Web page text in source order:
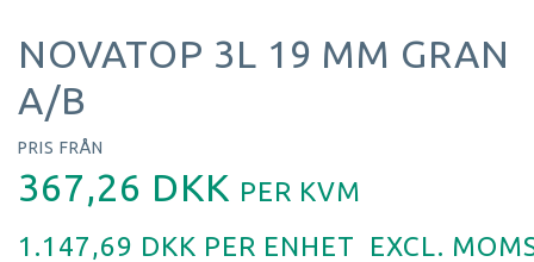
NOVATOP 3L 19 MM GRAN
A/B
PRIS FRÅN
367,26 DKK PER KVM
1.147,69 DKK PER ENHET EXCL.